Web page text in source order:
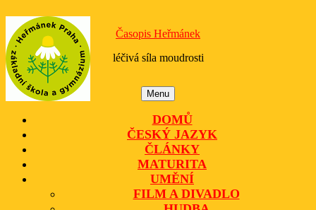
content
Časopis Heřmánek
léčivá síla moudrosti
MenuMenu
DOMŮ
ČESKÝ JAZYK
ČLÁNKY
MATURITA
UMĚNÍ
FILM A DIVADLO